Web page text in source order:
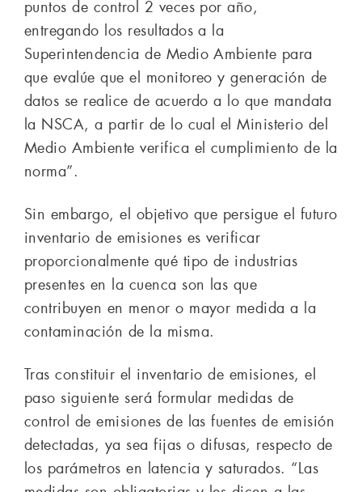
puntos de control 2 veces por año,
entregando los resultados a la
Superintendencia de Medio Ambiente para
que evalúe que el monitoreo y generación de
datos se realice de acuerdo a lo que mandata
la NSCA, a partir de lo cual el Ministerio del
Medio Ambiente verifica el cumplimiento de la
norma”.
Sin embargo, el objetivo que persigue el futuro
inventario de emisiones es verificar
proporcionalmente qué tipo de industrias
presentes en la cuenca son las que
contribuyen en menor o mayor medida a la
contaminación de la misma.
Tras constituir el inventario de emisiones, el
paso siguiente será formular medidas de
control de emisiones de las fuentes de emisión
detectadas, ya sea fijas o difusas, respecto de
los parámetros en latencia y saturados. “Las